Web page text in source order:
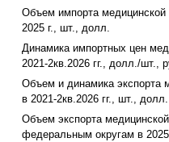
Объем импорта медицинской
2025 г., шт., долл.
Динамика импортных цен
2021-2кв.2026 гг., долл./шт.,
Объем и динамика экспорта
в 2021-2кв.2026 гг., шт., долл.
Объем экспорта
федеральным округам в